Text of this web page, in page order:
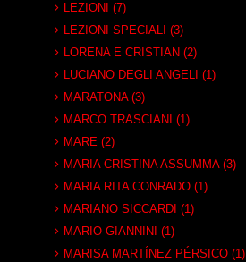
LEZIONI (7)
LEZIONI SPECIALI (3)
LORENA E CRISTIAN (2)
LUCIANO DEGLI ANGELI (1)
MARATONA (3)
MARCO TRASCIANI (1)
MARE (2)
MARIA CRISTINA ASSUMMA (3)
MARIA RITA CONRADO (1)
MARIANO SICCARDI (1)
MARIO GIANNINI (1)
MARISA MARTÍNEZ PÉRSICO (1)